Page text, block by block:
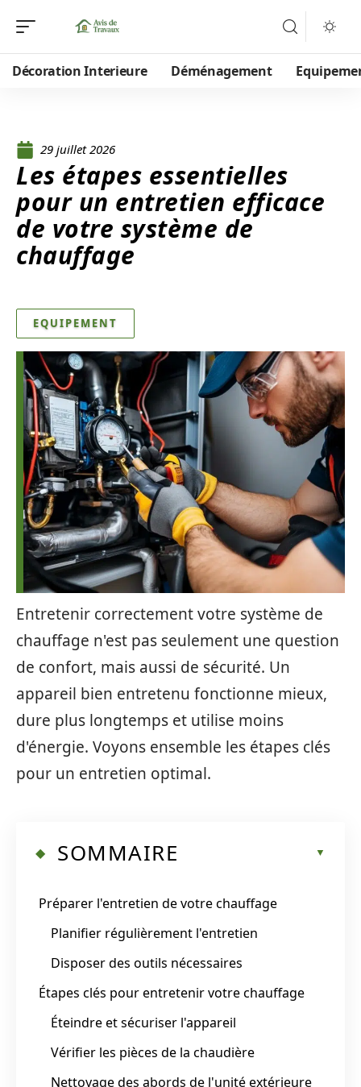
Décoration Interieure Déménagement
29 juillet 2026
Les étapes essentielles
pour un entretien efficace
de votre système de
chauffage
EQUIPEMENT
Entretenir correctement votre système de
chauffage n'est pas seulement une question
de confort, mais aussi de sécurité. Un
appareil bien entretenu fonctionne mieux,
dure plus longtemps et utilise moins
d'énergie. Voyons ensemble les étapes clés
pour un entretien optimal.
SOMMAIRE
Préparer l'entretien de votre chauffage
Planifier régulièrement l'entretien
Disposer des outils nécessaires
Étapes clés pour entretenir votre chauffage
Éteindre et sécuriser l'appareil
Vérifier les pièces de la chaudière
Nettoyage des abords de l'unité extérieure